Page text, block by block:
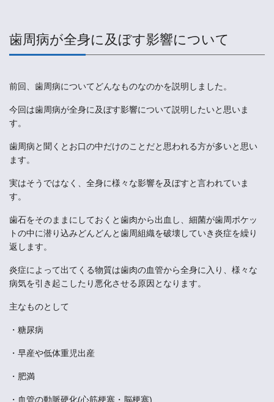
歯周病が全身に及ぼす影響について
前回、歯周病についてどんなものなのかを説明しました。
今回は歯周病が全身に及ぼす影響について説明したいと思いま
す。
歯周病と聞くとお口の中だけのことだと思われる方が多いと思い
ます。
実はそうではなく、全身に様々な影響を及ぼすと言われていま
す。
歯石をそのままにしておくと歯肉から出血し、細菌が歯周ポケッ
トの中に潜り込みどんどんと歯周組織を破壊していき炎症を繰り
返します。
炎症によって出てくる物質は歯肉の血管から全身に入り、様々な
病気を引き起こしたり悪化させる原因となります。
主なものとして
・糖尿病
・早産や低体重児出産
・肥満
・血管の動脈硬化(心筋梗塞・脳梗塞)